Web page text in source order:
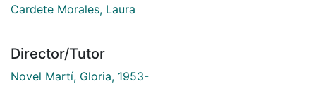
Cardete Morales, Laura
Director/Tutor
Novel Martí, Gloria, 1953-